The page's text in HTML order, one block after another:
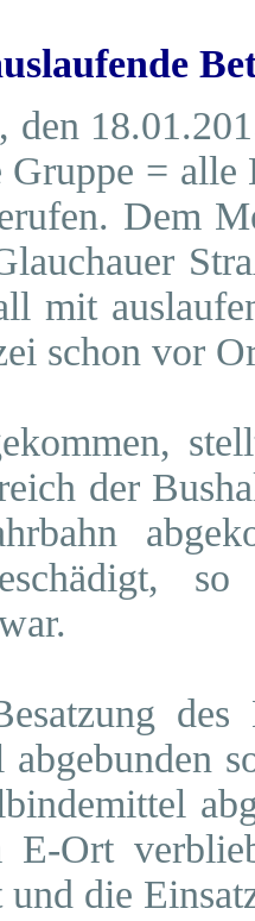
den
= alle
Dem
mit
schon vor
der
E-Ort
die